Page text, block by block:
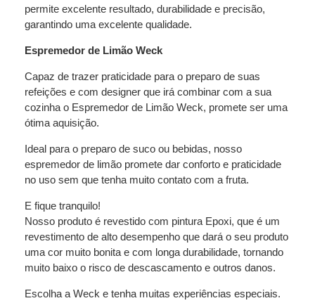
permite excelente resultado, durabilidade e precisão,
garantindo uma excelente qualidade.
Espremedor de Limão Weck
Capaz de trazer praticidade para o preparo de suas
refeições e com designer que irá combinar com a sua
cozinha o Espremedor de Limão Weck, promete ser uma
ótima aquisição.
Ideal para o preparo de suco ou bebidas, nosso
espremedor de limão promete dar conforto e praticidade
no uso sem que tenha muito contato com a fruta.
E fique tranquilo!
Nosso produto é revestido com pintura Epoxi, que é um
revestimento de alto desempenho que dará o seu produto
uma cor muito bonita e com longa durabilidade, tornando
muito baixo o risco de descascamento e outros danos.
Escolha a Weck e tenha muitas experiências especiais.